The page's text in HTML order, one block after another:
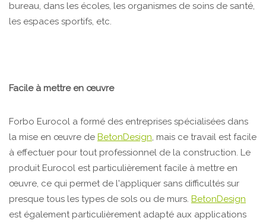
bureau, dans les écoles, les organismes de soins de santé,
les espaces sportifs, etc.
Facile à mettre en œuvre
Forbo Eurocol a formé des entreprises spécialisées dans
la mise en œuvre de BetonDesign, mais ce travail est facile
à effectuer pour tout professionnel de la construction. Le
produit Eurocol est particulièrement facile à mettre en
œuvre, ce qui permet de l'appliquer sans difficultés sur
presque tous les types de sols ou de murs. BetonDesign
est également particulièrement adapté aux applications